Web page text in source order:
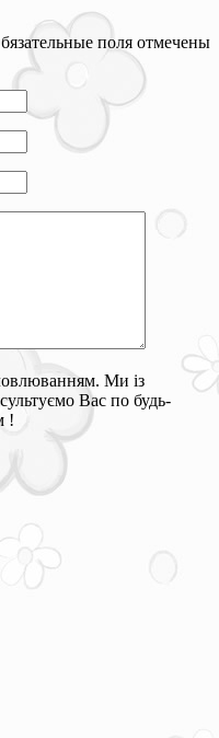
поля отмечены
Ми із
Вас по будь-
!